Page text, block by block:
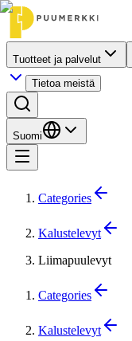
Tuotteet ja palvelut
Tietoa meistä
Suomi
Categories
Kalustelevyt
Liimapuulevyt
Categories
Kalustelevyt